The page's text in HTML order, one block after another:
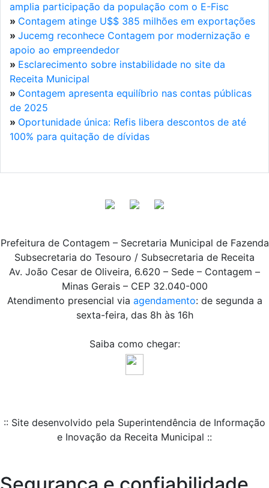
amplia participação da população com o E-Fisc
» Contagem atinge U$$ 385 milhões em exportações
» Jucemg reconhece Contagem por modernização e
apoio ao empreendedor
» Esclarecimento sobre instabilidade no site da
Receita Municipal
» Contagem apresenta equilíbrio nas contas públicas
de 2025
» Oportunidade única: Refis libera descontos de até
100% para quitação de dívidas
Prefeitura de Contagem – Secretaria Municipal de Fazenda
Subsecretaria do Tesouro / Subsecretaria de Receita
Av. João Cesar de Oliveira, 6.620 – Sede – Contagem –
Minas Gerais – CEP 32.040-000
Atendimento presencial via agendamento: de segunda a
sexta-feira, das 8h às 16h
Saiba como chegar:
:: Site desenvolvido pela Superintendência de Informação
e Inovação da Receita Municipal ::